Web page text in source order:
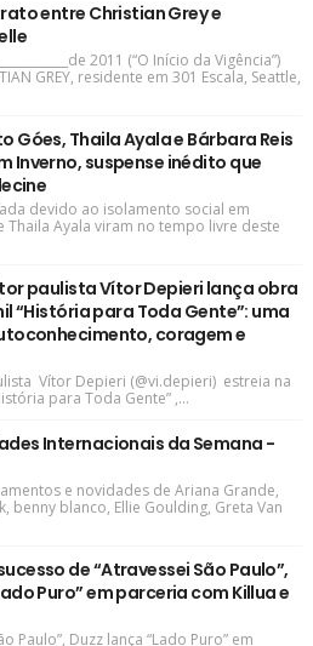
entre Christian Grey e
2011 (“O Início da Vigência”)
GREY, residente em 301 Escala, Seattle,
Góes, Thaila Ayala e Bárbara Reis
Inverno, suspense inédito que
devido ao isolamento social em
Thaila Ayala viram no tempo livre deste
paulista Vítor Depieri lança obra
“História para Toda Gente”: uma
coragem e
Vítor Depieri (@vi.depieri) estreia na
para Toda Gente” ,...
Internacionais da Semana -
e novidades de Ariana Grande,
benny blanco, Ellie Goulding, Greta Van
de “Atravessei São Paulo”,
Puro” em parceria com Killua e
Paulo”, Duzz lança “Lado Puro” em